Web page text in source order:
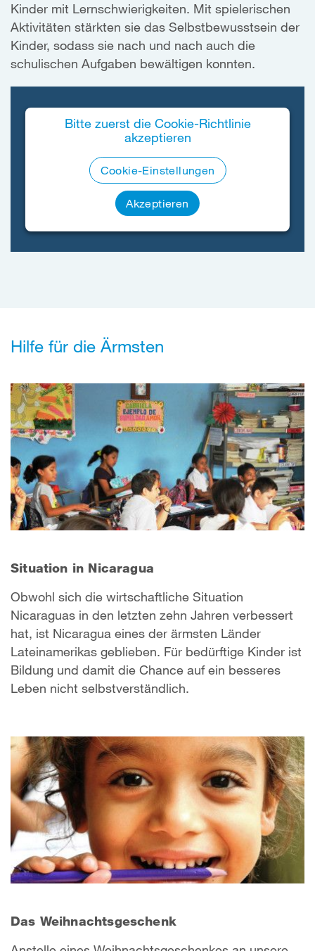
Kinder mit Lernschwierigkeiten. Mit spielerischen
Aktivitäten stärkten sie das Selbstbewusstsein der
Kinder, sodass sie nach und nach auch die
schulischen Aufgaben bewältigen konnten.
Bitte zuerst die Cookie-Richtlinie
akzeptieren
Cookie-Einstellungen
Akzeptieren
Hilfe für die Ärmsten
Situation in Nicaragua
Obwohl sich die wirtschaftliche Situation
Nicaraguas in den letzten zehn Jahren verbessert
hat, ist Nicaragua eines der ärmsten Länder
Lateinamerikas geblieben. Für bedürftige Kinder ist
Bildung und damit die Chance auf ein besseres
Leben nicht selbstverständlich.
Das Weihnachtsgeschenk